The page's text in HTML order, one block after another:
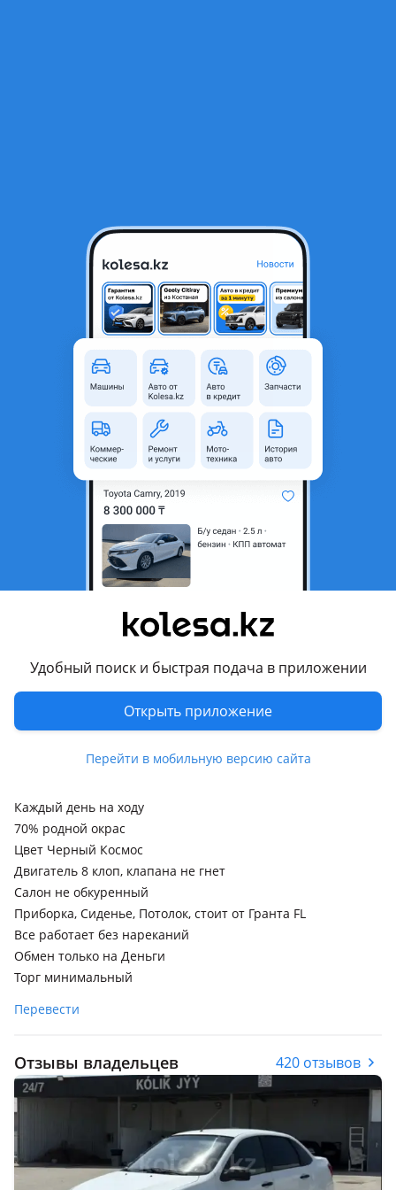
Удобный поиск и быстрая подача в приложении
Открыть приложение
Перейти в мобильную версию сайта
ВАЗ (Lada) Granta 2190 2013 года
Объявление находится в архиве и может быть
Караганда, Карагандинская
2011 - 2018 1 поколение
Седан
Объем двигателя, л
Пробег
Механика
Руль
Слева
Растаможен в Казахстане
Комментарий продавца
Каждый день на ходу
70% родной окрас
Цвет Черный Космос
Двигатель 8 клоп, клапана не гнет
Салон не обкуренный
Приборка, Сиденье, Потолок, стоит от Гранта FL
Все работает без нареканий
Обмен только на Деньги
Торг минимальный
Перевести
Отзывы владельцев 420 отзывов